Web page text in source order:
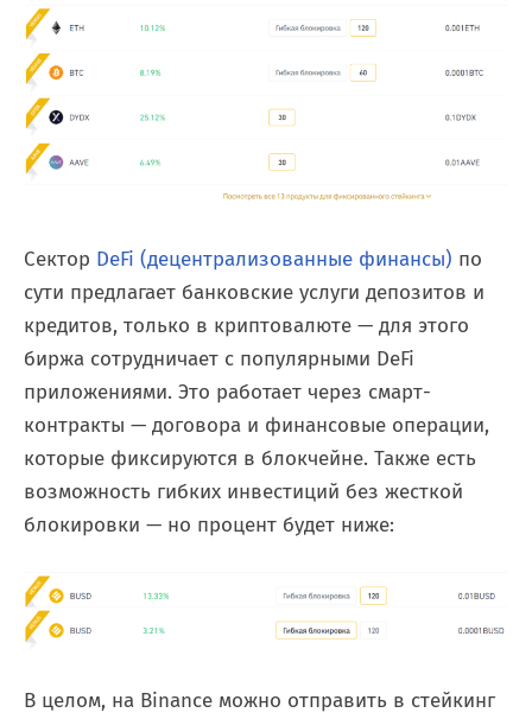
Сектор DeFi (децентрализованные финансы) по
сути предлагает банковские услуги депозитов и
кредитов, только в криптовалюте — для этого
биржа сотрудничает с популярными DeFi
приложениями. Это работает через смарт-
контракты — договора и финансовые операции,
которые фиксируются в блокчейне. Также есть
возможность гибких инвестиций без жесткой
блокировки — но процент будет ниже:
В целом, на Binance можно отправить в стейкинг